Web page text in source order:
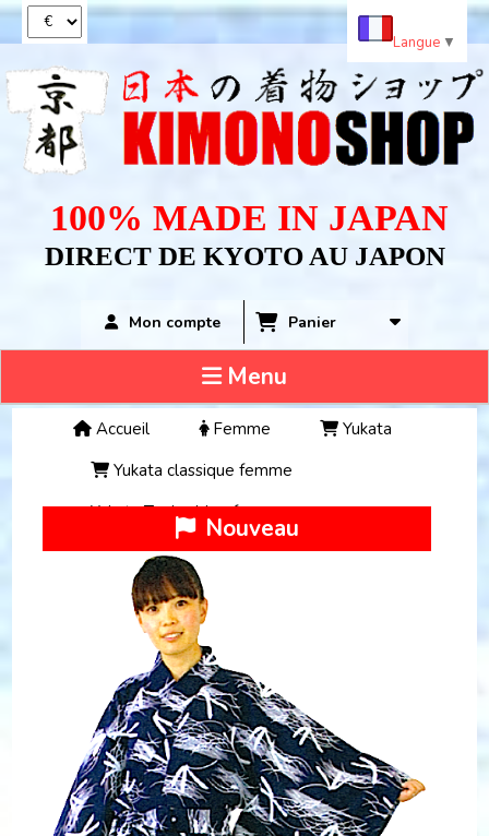
100% MADE IN JAPAN
DIRECT DE KYOTO AU JAPON
Mon compte Panier
Menu
Accueil Femme
Yukata
Yukata classique femme
Yukata Tonbo bleu femme
Nouveau
Langue ▼
Panneau de gestion des cookies